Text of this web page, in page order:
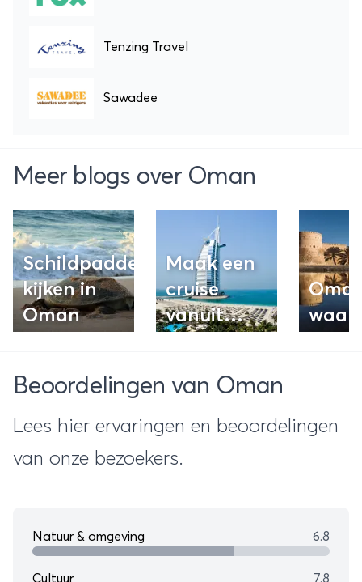
Tenzing Travel
Sawadee
Meer blogs over Oman
Schildpadden
kijken in
Oman
Maak een
cruise
vanuit
Beoordelingen van Oman
Lees hier ervaringen en beoordelingen
van onze bezoekers.
Natuur & omgeving 6.8
Cultuur 7.8